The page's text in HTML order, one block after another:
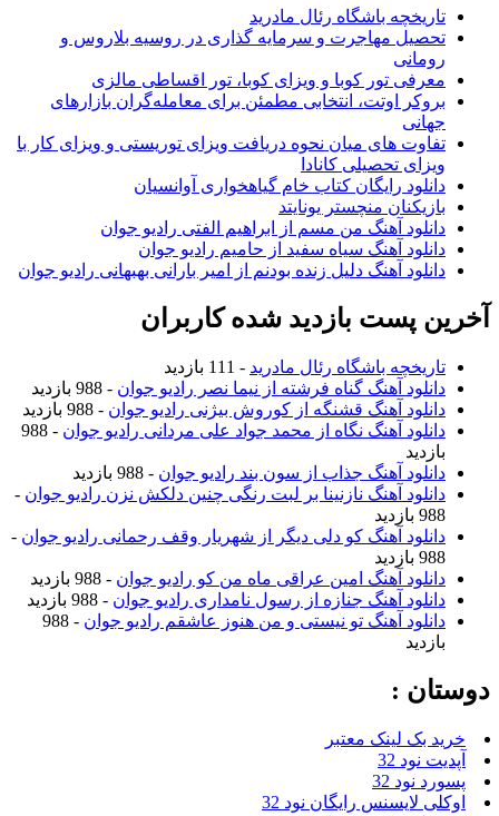
تاریخچه باشگاه رئال مادرید
تحصیل مهاجرت و سرمایه گذاری در روسیه بلاروس و
رومانی
معرفی تور کوبا و ویزای کوبا، تور اقساطی مالزی
بروکر اوتت، انتخابی مطمئن برای معامله‌گران بازارهای
جهانی
تفاوت های میان نحوه دریافت ویزای توریستی و ویزای کار با
ویزای تحصیلی کانادا
دانلود رایگان کتاب خام گیاهخواری آوانسیان
بازیکنان منچستر یونایتد
دانلود آهنگ من مسم از ابراهیم الفتی رادیو جوان
دانلود آهنگ سیاه سفید از حامیم رادیو جوان
دانلود آهنگ دلیل زنده بودنم از امیر بارانی بهبهانی رادیو جوان
آخرین پست بازدید شده کاربران
تاریخچه باشگاه رئال مادرید - 111 بازدید
دانلود آهنگ گناه فرشته از نیما نصر رادیو جوان - 988 بازدید
دانلود آهنگ قشنگه از کوروش بیژنی رادیو جوان - 988 بازدید
دانلود آهنگ نگاه از محمد جواد علی مردانی رادیو جوان
- 988
بازدید
دانلود آهنگ جذاب از سون بند رادیو جوان - 988 بازدید
دانلود آهنگ نازنینا بر لبت رنگی چنین دلکش نزن رادیو جوان -
988 بازدید
دانلود آهنگ کو دلی دیگر از شهریار وقف رحمانی رادیو جوان -
988 بازدید
دانلود آهنگ امین عراقی ماه من کو رادیو جوان - 988 بازدید
دانلود آهنگ جنازه از رسول نامداری رادیو جوان - 988 بازدید
دانلود آهنگ تو نیستی و من هنوز عاشقم رادیو جوان
- 988
بازدید
دوستان :
خرید بک لینک معتبر
آپدیت نود 32
پسورد نود 32
اوکلی لایسنس رایگان نود 32